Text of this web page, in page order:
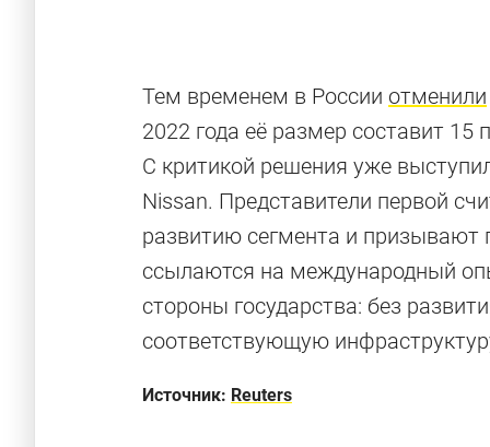
Тем временем в России отменили
2022 года её размер составит
С критикой решения уже
Nissan. Представители первой
развитию сегмента и призывают
ссылаются на международный
стороны государства: без
соответствующую
Источник: Reuters
Отвезу за
Электрические автомобили с самым